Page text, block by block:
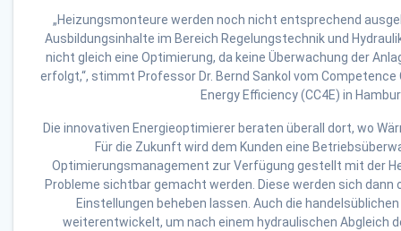
„Heizungsmonteure werden noch nicht entsprechend
Ausbildungsinhalte im Bereich Regelungstechnik und
nicht gleich eine Optimierung, da keine Überwachung der
erfolgt,“, stimmt Professor Dr. Bernd Sankol vom Competence
Energy Efficiency (CC4E) in
Die innovativen Energieoptimierer beraten überall dort, wo
Für die Zukunft wird dem Kunden eine
Optimierungsmanagement zur Verfügung gestellt mit der
Probleme sichtbar gemacht werden. Diese werden sich dann
Einstellungen beheben lassen. Auch die
weiterentwickelt, um nach einem hydraulischen Abgleich